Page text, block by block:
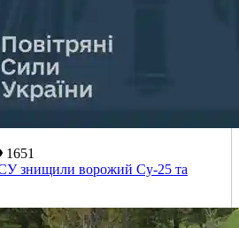
1651
знищили ворожий Су-25 та